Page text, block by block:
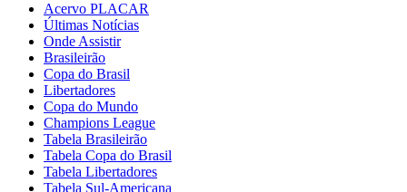
Acervo PLACAR
Últimas Notícias
Onde Assistir
Brasileirão
Copa do Brasil
Libertadores
Copa do Mundo
Champions League
Tabela Brasileirão
Tabela Copa do Brasil
Tabela Libertadores
Tabela Sul-Americana